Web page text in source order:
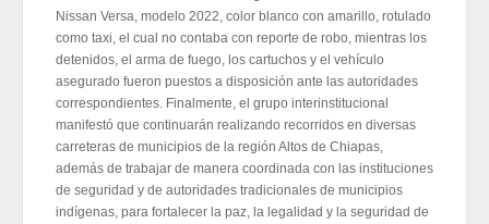
Nissan Versa, modelo 2022, color blanco con amarillo, rotulado
como taxi, el cual no contaba con reporte de robo, mientras los
detenidos, el arma de fuego, los cartuchos y el vehículo
asegurado fueron puestos a disposición ante las autoridades
correspondientes. Finalmente, el grupo interinstitucional
manifestó que continuarán realizando recorridos en diversas
carreteras de municipios de la región Altos de Chiapas,
además de trabajar de manera coordinada con las instituciones
de seguridad y de autoridades tradicionales de municipios
indígenas, para fortalecer la paz, la legalidad y la seguridad de